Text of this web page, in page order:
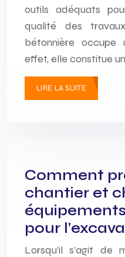
outils adéquats
qualité des
bétonnière occupe
effet, elle constitue
LIRE LA SUITE
Comment
chantier et
pour
Lorsqu’il s’agit